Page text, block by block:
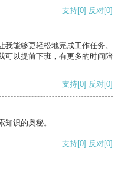
支持[0] 反对[0]
能够更轻松地完成工作任务。
可以提前下班，有更多的时间陪
支持[0] 反对[0]
识的奥秘。
支持[0] 反对[0]